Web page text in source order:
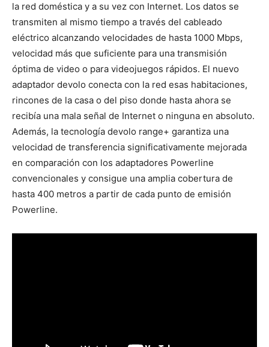
la red doméstica y a su vez con Internet. Los datos se
transmiten al mismo tiempo a través del cableado
eléctrico alcanzando velocidades de hasta 1000 Mbps,
velocidad más que suficiente para una transmisión
óptima de video o para videojuegos rápidos. El nuevo
adaptador devolo conecta con la red esas habitaciones,
rincones de la casa o del piso donde hasta ahora se
recibía una mala señal de Internet o ninguna en absoluto.
Además, la tecnología devolo range+ garantiza una
velocidad de transferencia significativamente mejorada
en comparación con los adaptadores Powerline
convencionales y consigue una amplia cobertura de
hasta 400 metros a partir de cada punto de emisión
Powerline.